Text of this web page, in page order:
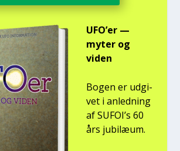
UFO’er —
myter og
viden
Bogen er udgi­
vet i anled­ning
af SUFOI’s 60
års jubilæum.